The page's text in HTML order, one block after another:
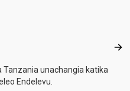
unachangia katika
Endelevu.